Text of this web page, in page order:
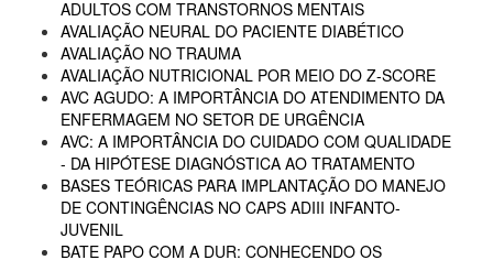
ADULTOS COM TRANSTORNOS MENTAIS
AVALIAÇÃO NEURAL DO PACIENTE DIABÉTICO
AVALIAÇÃO NO TRAUMA
AVALIAÇÃO NUTRICIONAL POR MEIO DO Z-SCORE
AVC AGUDO: A IMPORTÂNCIA DO ATENDIMENTO DA
ENFERMAGEM NO SETOR DE URGÊNCIA
AVC: A IMPORTÂNCIA DO CUIDADO COM QUALIDADE
- DA HIPÓTESE DIAGNÓSTICA AO TRATAMENTO
BASES TEÓRICAS PARA IMPLANTAÇÃO DO MANEJO
DE CONTINGÊNCIAS NO CAPS ADIII INFANTO-
JUVENIL
BATE PAPO COM A DUR: CONHECENDO OS